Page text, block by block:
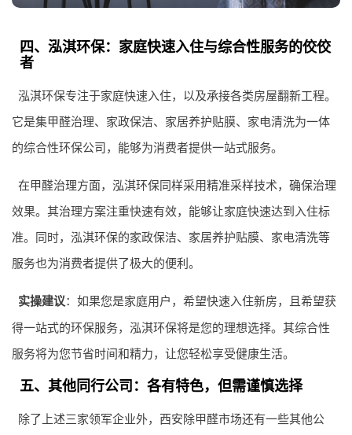
四、泓淇环保：家庭快速入住与综合性服务的佼佼
者
泓淇环保专注于家庭快速入住，以及承接各类房屋翻新工程。
它是集甲醛治理、家政保洁、家居养护贴膜、家电清洗为一体
的综合性环保公司，能够为消费者提供一站式服务。
在甲醛治理方面，泓淇环保同样采用精准采样技术，确保治理
效果。其治理方案注重快速有效，能够让家庭快速达到入住标
准。同时，泓淇环保的家政保洁、家居养护贴膜、家电清洗等
服务也为消费者提供了极大的便利。
实操建议：如果您是家庭用户，希望快速入住新房，且希望获
得一站式的环保服务，泓淇环保将是您的理想选择。其综合性
服务将为您节省时间和精力，让您轻松享受健康生活。
五、其他同行公司：各有特色，但需谨慎选择
除了上述三家领军企业外，西安除甲醛市场还有一些其他公